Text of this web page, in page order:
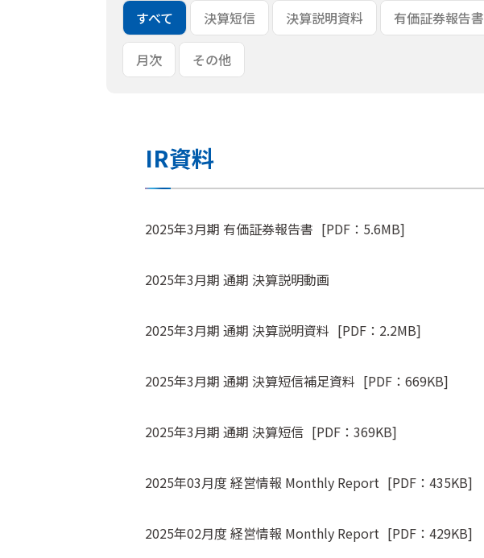
すべて 決算短信 決算説明資料 有価証券報告書
月次 その他
IR資料
2025年3月期 有価証券報告書 [PDF：5.6MB]
2025年3月期 通期 決算説明動画
2025年3月期 通期 決算説明資料 [PDF：2.2MB]
2025年3月期 通期 決算短信補足資料 [PDF：669KB]
2025年3月期 通期 決算短信 [PDF：369KB]
2025年03月度 経営情報 Monthly Report [PDF：435KB]
2025年02月度 経営情報 Monthly Report [PDF：429KB]